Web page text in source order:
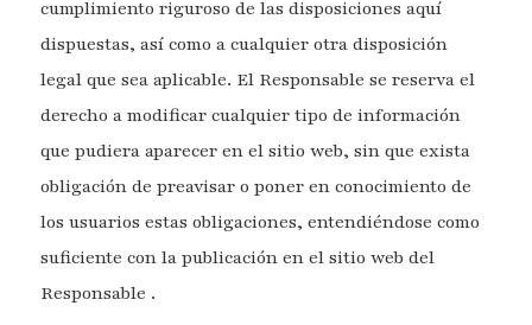
cumplimiento riguroso de las disposiciones aquí
dispuestas, así como a cualquier otra disposición
legal que sea aplicable. El Responsable se reserva el
derecho a modificar cualquier tipo de información
que pudiera aparecer en el sitio web, sin que exista
obligación de preavisar o poner en conocimiento de
los usuarios estas obligaciones, entendiéndose como
suficiente con la publicación en el sitio web del
Responsable .